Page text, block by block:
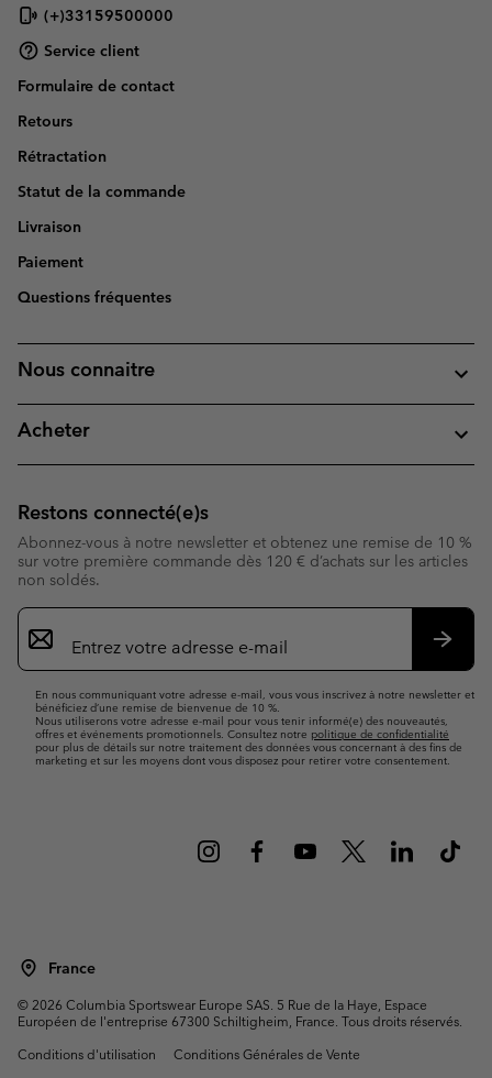
(+)33159500000
Service client
Formulaire de contact
Retours
Rétractation
Statut de la commande
Livraison
Paiement
Questions fréquentes
Nous connaitre
Acheter
Restons connecté(e)s
Abonnez-vous à notre newsletter et obtenez une remise de 10 %
sur votre première commande dès 120 € d’achats sur les articles
non soldés.
Inscription
par
e-
En nous communiquant votre adresse e-mail, vous vous inscrivez à notre newsletter et
bénéficiez d’une remise de bienvenue de 10 %.
Nous utiliserons votre adresse e-mail pour vous tenir informé(e) des nouveautés,
offres et événements promotionnels. Consultez notre politique de confidentialité
pour plus de détails sur notre traitement des données vous concernant à des fins de
marketing et sur les moyens dont vous disposez pour retirer votre consentement.
France
© 2026 Columbia Sportswear Europe SAS. 5 Rue de la Haye, Espace
Européen de l'entreprise 67300 Schiltigheim, France. Tous droits réservés.
Conditions d'utilisation
Conditions Générales de Vente